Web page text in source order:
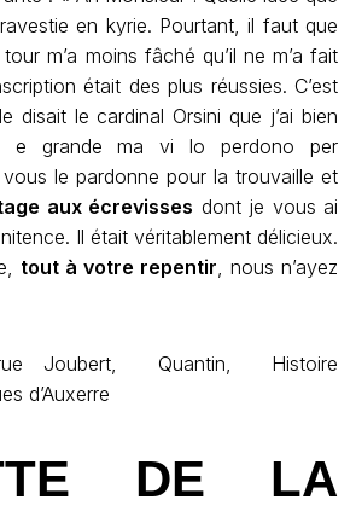
en kyrie. Pourtant, il faut que
m’a moins fâché qu’il ne m’a fait
était des plus réussies. C’est
disait le cardinal Orsini que j’ai bien
e grande ma vi lo perdono per
vous le pardonne pour la trouvaille et
aux écrevisses dont je vous ai
Il était véritablement délicieux.
tout à votre repentir, nous n’ayez
Joubert, Quantin, Histoire
d’Auxerre
DE LA